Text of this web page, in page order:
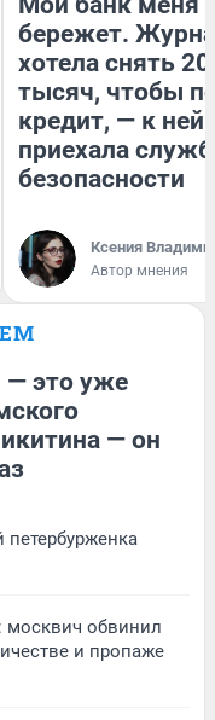
бережет.
хотела снять
тысяч, чтобы
кредит, — к
приехала
безопасности
Ксения
Автор мнения
— это уже
— он
москвич обвинил
и пропаже